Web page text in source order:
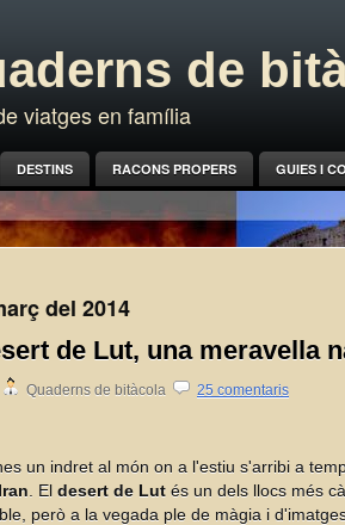
de
viatges en família
DESTINS RACONS PROPERS GUIES I
del 2014
de Lut, una meravella
Quaderns de bitàcola 25 comentaris
un indret al món on a l'estiu s'arribi a
Iran . El desert de Lut és un dels llocs més
però a la vegada ple de màgia i